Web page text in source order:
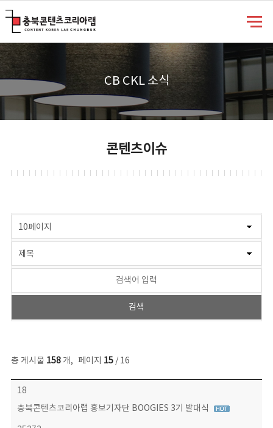
CB CKL 소식
콘텐츠이슈
총 게시물 158개, 페이지 15/ 16
콘텐츠이슈 목록 - 번호, 제목, 작성자, 파일, 조회수, 작성일 정보 제공
18
충북콘텐츠코리아랩 홍보기자단 BOOGIES 3기 발대식